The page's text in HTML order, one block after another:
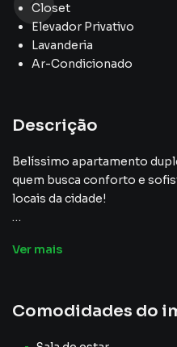
Closet
Elevador Privativo
Lavanderia
Ar-Condicionado
Descrição
Belíssimo apartamento
quem busca conforto e
locais da cidade!
3 dormitórios com armários
Ver mais
Comodidades do